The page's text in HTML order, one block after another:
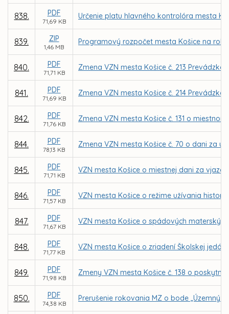
838. PDF
71,69 KB
Určenie platu hlavného kontrolóra mesta
839. ZIP
1,46 MB
Programový rozpočet mesta Košice na
840. PDF
71,71 KB
Zmena VZN mesta Košice č. 213
841. PDF
71,69 KB
Zmena VZN mesta Košice č. 214
842. PDF
71,76 KB
Zmena VZN mesta Košice č. 131 o
844. PDF
78,13 KB
Zmena VZN mesta Košice č. 70 o dani za
845. PDF
71,71 KB
VZN mesta Košice o miestnej dani za
846. PDF
71,57 KB
VZN mesta Košice o režime užívania
847. PDF
71,67 KB
VZN mesta Košice o spádových
848. PDF
71,77 KB
VZN mesta Košice o zriadení Školskej
849. PDF
71,98 KB
Zmeny VZN mesta Košice č. 138 o
850. PDF
74,38 KB
Prerušenie rokovania MZ o bode „Územný